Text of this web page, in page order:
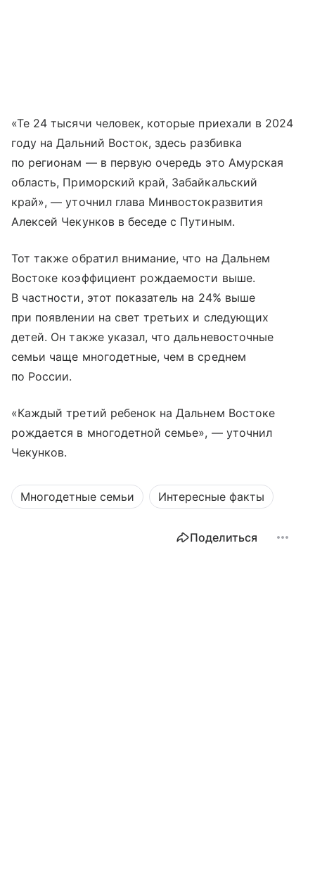
«Те 24 тысячи человек, которые приехали в 2024
году на Дальний Восток, здесь разбивка
по регионам — в первую очередь это Амурская
область, Приморский край, Забайкальский
край», — уточнил глава Минвостокразвития
Алексей Чекунков в беседе с Путиным.
Тот также обратил внимание, что на Дальнем
Востоке коэффициент рождаемости выше.
В частности, этот показатель на 24% выше
при появлении на свет третьих и следующих
детей. Он также указал, что дальневосточные
семьи чаще многодетные, чем в среднем
по России.
«Каждый третий ребенок на Дальнем Востоке
рождается в многодетной семье», — уточнил
Чекунков.
Многодетные семьи Интересные факты
Поделиться